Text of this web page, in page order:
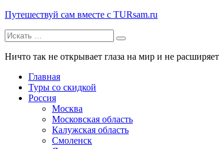
Путешествуй сам вместе с TURsam.ru
Путешествуй и узнавай новые места вместе с нами.
Искать:
Ничто так не открывает глаза на мир и не
Главная
Туры со скидкой
Россия
Москва
Московская область
Калужская область
Смоленск